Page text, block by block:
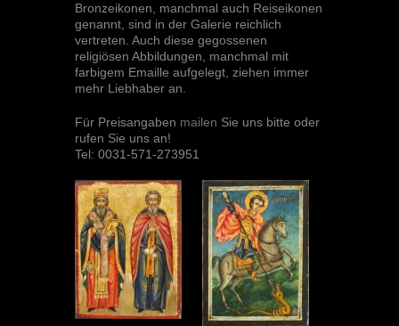
Bronzeikonen, manchmal auch Reiseikonen
genannt, sind in der Galerie reichlich
vertreten. Auch diese gegossenen
religiösen Abbildungen, manchmal mit
farbigem Emaille aufgelegt, ziehen immer
mehr Liebhaber an.
Für Preisangaben mailen Sie uns bitte oder
rufen Sie uns an!
Tel: 0031-571-273951